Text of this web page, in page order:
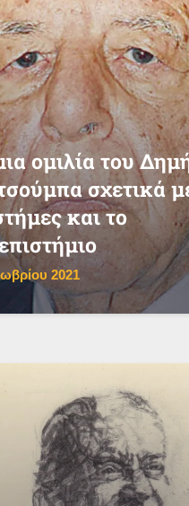
ομιλία του
σχετικά
και το
2021